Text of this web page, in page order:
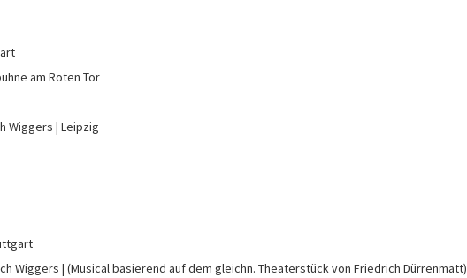
am Roten Tor
Wiggers Leipzig
Wiggers (Musical basierend auf dem gleichn. Theaterstück von Friedrich Dürrenmatt)